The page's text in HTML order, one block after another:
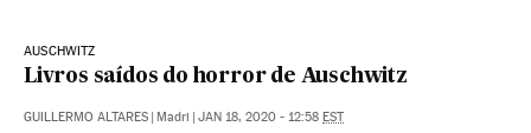
AUSCHWITZ
Livros saídos do horror de Auschwitz
GUILLERMO ALTARES | Madri | JAN 18, 2020 - 12:58 EST